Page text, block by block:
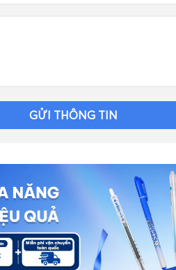
GỬI THÔNG TIN